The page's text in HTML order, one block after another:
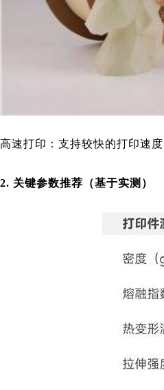
高速打印：支持较快的打印速
2. 关键参数推荐（基于实测）